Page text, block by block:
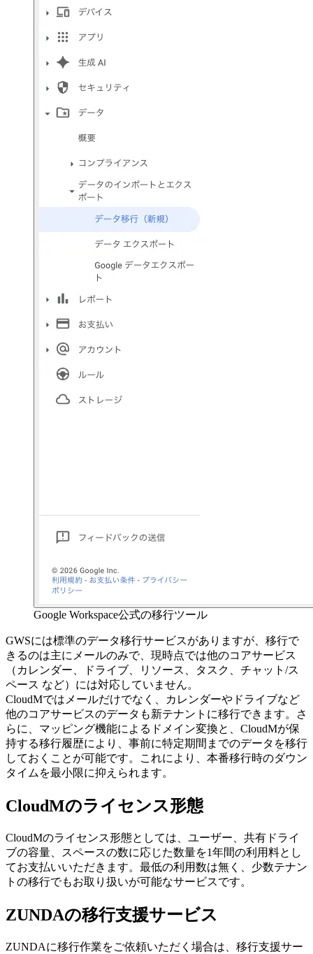
Google Workspace公式の移行ツール
GWSには標準のデータ移行サービスがありますが、移行で
きるのは主にメールのみで、現時点では他のコアサービス
（カレンダー、ドライブ、リソース、タスク、チャット/ス
ペース など）には対応していません。
CloudMではメールだけでなく、カレンダーやドライブなど
他のコアサービスのデータも新テナントに移行できます。さ
らに、マッピング機能によるドメイン変換と、CloudMが保
持する移行履歴により、事前に特定期間までのデータを移行
しておくことが可能です。これにより、本番移行時のダウン
タイムを最小限に抑えられます。
CloudMのライセンス形態
CloudMのライセンス形態としては、ユーザー、共有ドライ
ブの容量、スペースの数に応じた数量を1年間の利用料とし
てお支払いいただきます。最低の利用数は無く、少数テナン
トの移行でもお取り扱いが可能なサービスです。
ZUNDAの移行支援サービス
ZUNDAに移行作業をご依頼いただく場合は、移行支援サー